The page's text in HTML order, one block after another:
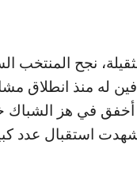
نجح المنتخب
له منذ انطلاق
أخفق في هز الشباك
شهدت استقبال عدد